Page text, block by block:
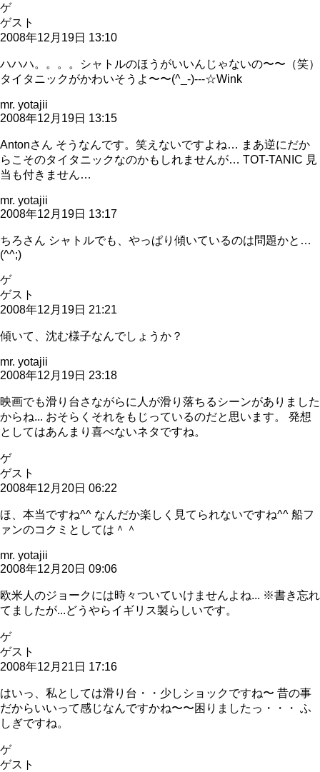
ゲ
ゲスト
2008年12月19日 13:10
ハハハ。。。。シャトルのほうがいいんじゃないの〜〜（笑）
タイタニックがかわいそうよ〜〜(^_-)---☆Wink
mr. yotajii
2008年12月19日 13:15
Antonさん そうなんです。笑えないですよね… まあ逆にだか
らこそのタイタニックなのかもしれませんが… TOT-TANIC 見
当も付きません…
mr. yotajii
2008年12月19日 13:17
ちろさん シャトルでも、やっぱり傾いているのは問題かと…
(^^;)
ゲ
ゲスト
2008年12月19日 21:21
傾いて、沈む様子なんでしょうか？
mr. yotajii
2008年12月19日 23:18
映画でも滑り台さながらに人が滑り落ちるシーンがありました
からね... おそらくそれをもじっているのだと思います。 発想
としてはあんまり喜べないネタですね。
ゲ
ゲスト
2008年12月20日 06:22
ほ、本当ですね^^ なんだか楽しく見てられないですね^^ 船フ
ァンのコクミとしては＾＾
mr. yotajii
2008年12月20日 09:06
欧米人のジョークには時々ついていけませんよね... ※書き忘れ
てましたが...どうやらイギリス製らしいです。
ゲ
ゲスト
2008年12月21日 17:16
はいっ、私としては滑り台・・少しショックですね〜 昔の事
だからいいって感じなんですかね〜〜困りましたっ・・・ ふ
しぎですね。
ゲ
ゲスト